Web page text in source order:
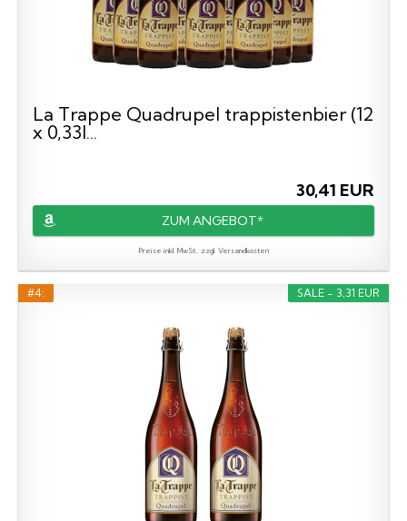
La Trappe Quadrupel trappistenbier (12
x 0,33l...
30,41 EUR
ZUM ANGEBOT*
Preise inkl. MwSt., zzgl. Versandkosten
SALE - 3,31 EUR
#4: